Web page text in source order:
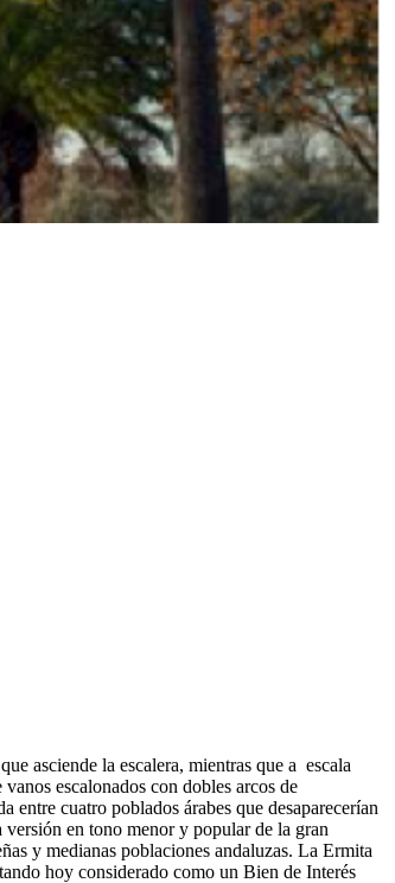
asciende la escalera, mientras que a escala
escalonados con dobles arcos de
entre cuatro poblados árabes que desaparecerían
en tono menor y popular de la gran
y medianas poblaciones andaluzas. La Ermita
hoy considerado como un Bien de Interés